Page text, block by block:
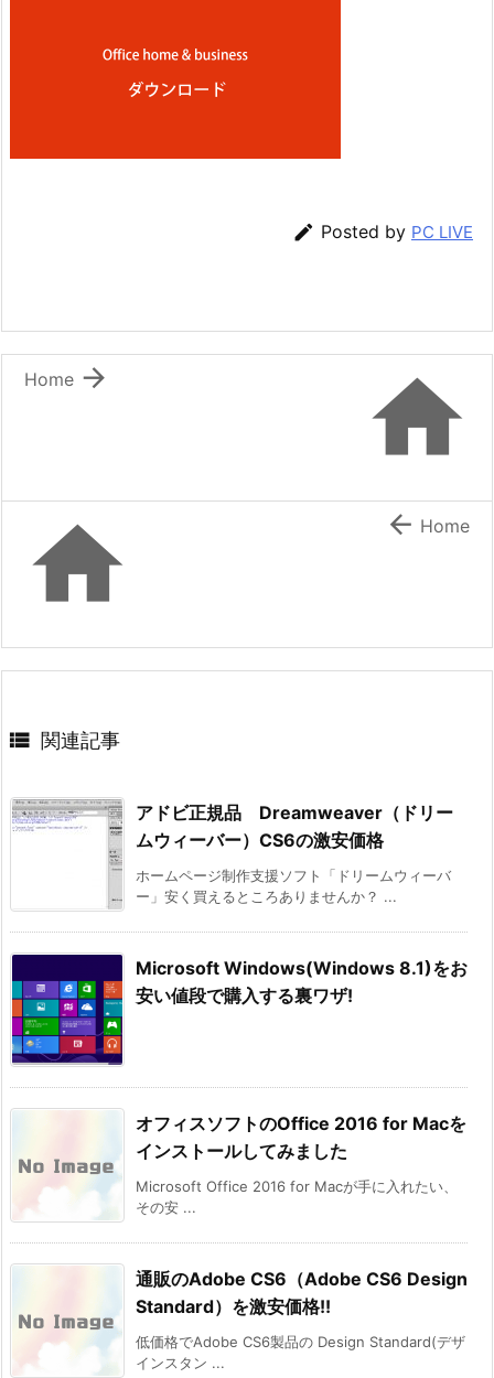
 Posted by PC LIVE


Home
  Home
 関連記事
アドビ正規品 Dreamweaver（ドリー
ムウィーバー）CS6の激安価格
ホームページ制作支援ソフト「ドリームウィーバ
ー」安く買えるところありませんか？ ...
Microsoft Windows(Windows 8.1)をお
安い値段で購入する裏ワザ!
オフィスソフトのOffice 2016 for Macを
インストールしてみました
Microsoft Office 2016 for Macが手に入れたい、
その安 ...
通販のAdobe CS6（Adobe CS6 Design
Standard）を激安価格!!
低価格でAdobe CS6製品の Design Standard(デザ
インスタン ...